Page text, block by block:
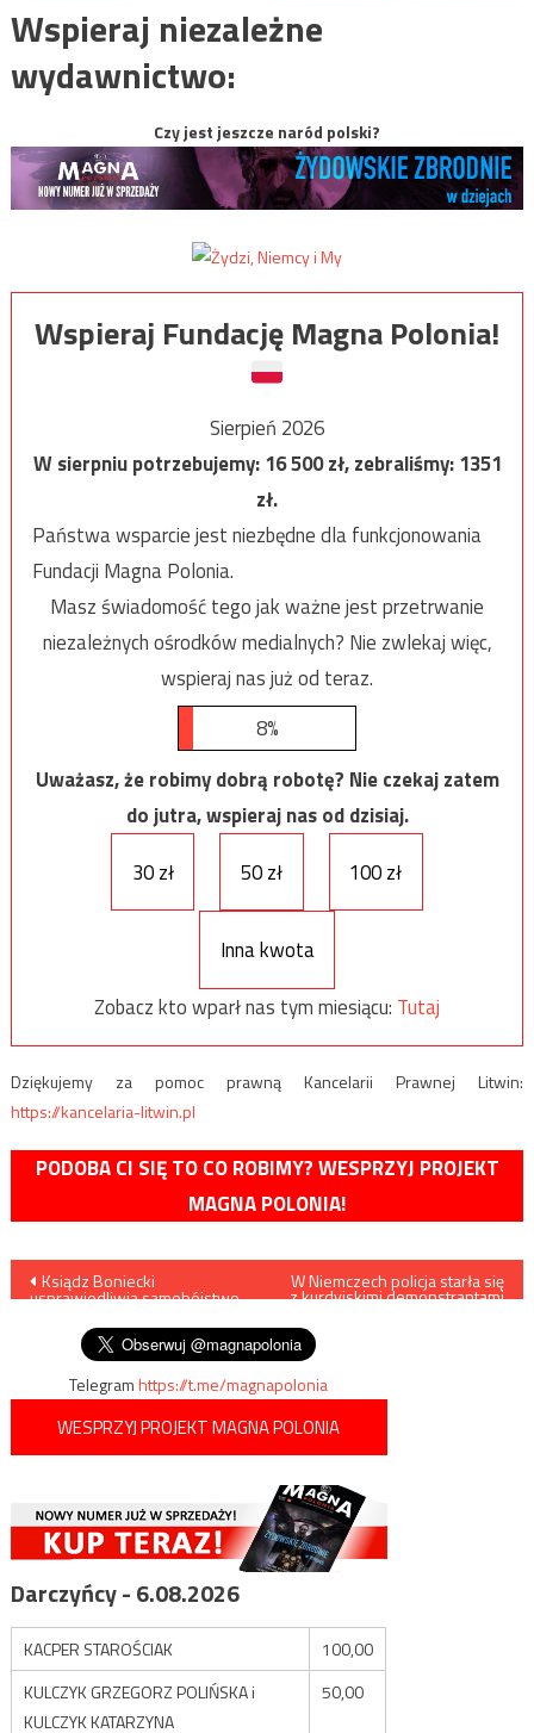
Wspieraj niezależne
wydawnictwo:
Czy jest jeszcze naród polski?
Wspieraj Fundację Magna Polonia!
Sierpień 2026
W sierpniu potrzebujemy:16 500zł, zebraliśmy:1351
zł.
Państwa wsparcie jest niezbędne dla funkcjonowania
Fundacji Magna Polonia.
Masz świadomość tego jak ważne jest przetrwanie
niezależnych ośrodków medialnych? Nie zwlekaj więc,
wspieraj nas już od teraz.
8%
Uważasz, że robimy dobrą robotę? Nie czekaj zatem
do jutra, wspieraj nas od dzisiaj.
30 zł
50 zł 100 zł
Inna kwota
Zobacz kto wparł nas tym miesiącu: Tutaj
Dziękujemy za pomoc prawną Kancelarii Prawnej Litwin:
https://kancelaria-litwin.pl
PODOBA CI SIĘ TO CO ROBIMY? WESPRZYJ PROJEKT
MAGNA POLONIA!
Nawigacja
wpisu
Ksiądz Boniecki
usprawiedliwia samobójstwo
W Niemczech policja starła się
z kurdyjskimi demonstrantami
Telegramhttps://t.me/magnapolonia
WESPRZYJ PROJEKT MAGNA POLONIA
Darczyńcy - 6.08.2026
KACPER STAROŚCIAK
100,00
KULCZYK GRZEGORZ POLIŃSKA i
KULCZYK KATARZYNA
50,00